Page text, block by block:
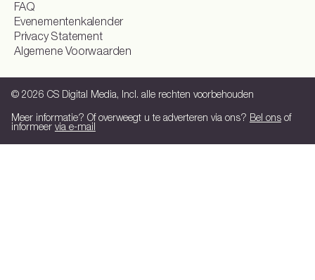
FAQ
Evenementenkalender
Privacy Statement
Algemene Voorwaarden
© 2026 CS Digital Media, Incl. alle rechten voorbehouden
Meer informatie? Of overweegt u te adverteren via ons? Bel onsof
informeer via e-mail